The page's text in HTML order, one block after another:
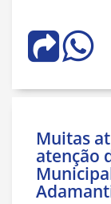
Muitas
atenção